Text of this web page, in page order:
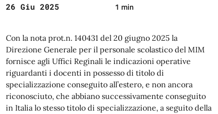
26 Giu 2025 1 min
Contenuto
Con la nota prot.n. 140431 del 20 giugno 2025 la
Direzione Generale per il personale scolastico del MIM
fornisce agli Uffici Reginali le indicazioni operative
riguardanti i docenti in possesso di titolo di
specializzazione conseguito all’estero, e non ancora
riconosciuto, che abbiano successivamente conseguito
in Italia lo stesso titolo di specializzazione, a seguito della